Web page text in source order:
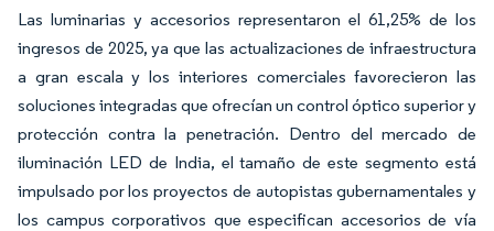
Las luminarias y accesorios representaron el 61,25% de los
ingresos de 2025, ya que las actualizaciones de infraestructura
a gran escala y los interiores comerciales favorecieron las
soluciones integradas que ofrecían un control óptico superior y
protección contra la penetración. Dentro del mercado de
iluminación LED de India, el tamaño de este segmento está
impulsado por los proyectos de autopistas gubernamentales y
los campus corporativos que especifican accesorios de vía